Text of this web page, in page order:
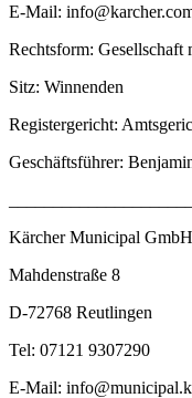
E-Mail:
Rechtsform: Gesellschaft
Sitz: Winnenden
Registergericht:
Geschäftsführer:
Kärcher Municipal GmbH
Mahdenstraße 8
D-72768 Reutlingen
Tel: 07121 9307290
E-Mail: